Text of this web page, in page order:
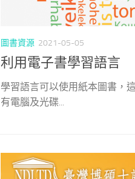
圖書資源 2021-05-05
利用電子書學習語言
學習語言可以使用紙本圖書，
有電腦及光碟...